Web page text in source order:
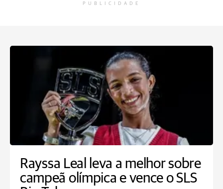
PUBLICIDADE
Rayssa Leal leva a melhor sobre
campeã olímpica e vence o SLS